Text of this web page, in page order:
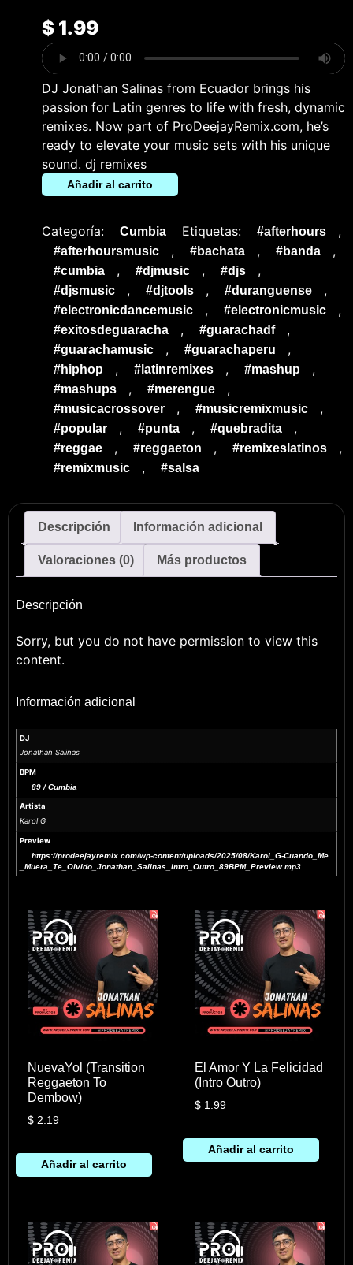
$1.99
DJ Jonathan Salinas from Ecuador brings his
passion for Latin genres to life with fresh, dynamic
remixes. Now part of ProDeejayRemix.com, he’s
ready to elevate your music sets with his unique
sound. dj remixes
Añadir al carrito
Categoría: Cumbia Etiquetas: #afterhours ,
#afterhoursmusic , #bachata , #banda ,
#cumbia , #djmusic , #djs ,
#djsmusic , #djtools , #duranguense ,
#electronicdancemusic , #electronicmusic ,
#exitosdeguaracha , #guarachadf ,
#guarachamusic , #guarachaperu ,
#hiphop , #latinremixes , #mashup ,
#mashups , #merengue ,
#musicacrossover , #musicremixmusic ,
#popular , #punta , #quebradita ,
#reggae , #reggaeton , #remixeslatinos ,
#remixmusic , #salsa
Descripción Información adicional
Valoraciones (0) Más productos
Descripción
Sorry, but you do not have permission to view this
content.
Información adicional
DJ
Jonathan Salinas
BPM
89 / Cumbia
Artista
Karol G
Preview
https://prodeejayremix.com/wp-content/uploads/2025/08/Karol_G-Cuando_Me
_Muera_Te_Olvido_Jonathan_Salinas_Intro_Outro_89BPM_Preview.mp3
NuevaYol (Transition
Reggaeton To
Dembow)
$2.19
Añadir al carrito
El Amor Y La Felicidad
(Intro Outro)
$ 1.99
Añadir al carrito